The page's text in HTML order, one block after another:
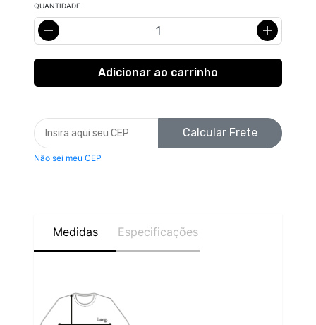
QUANTIDADE
Calcular Frete
Não sei meu CEP
Medidas Especificações